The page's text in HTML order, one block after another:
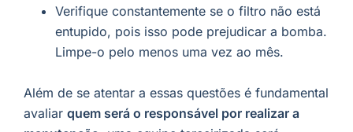
Verifique constantemente se o filtro não está
entupido, pois isso pode prejudicar a bomba.
Limpe-o pelo menos uma vez ao mês.
Além de se atentar a essas questões é fundamental
avaliar quem será o responsável por realizar a